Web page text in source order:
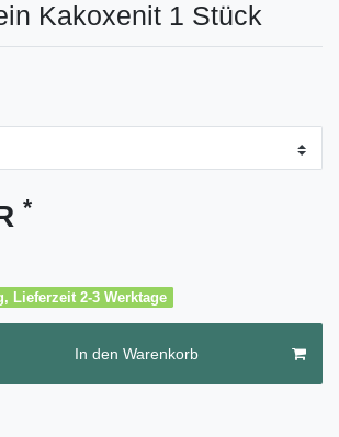
Kakoxenit 1 Stück
*
Lieferzeit 2-3 Werktage
In den Warenkorb